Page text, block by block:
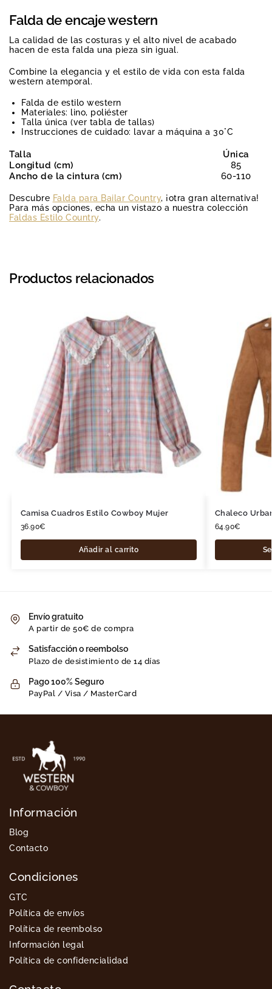
Falda de encaje western
La calidad de las costuras y el alto nivel de acabado
hacen de esta falda una pieza sin igual.
Combine la elegancia y el estilo de vida con esta falda
western atemporal.
Falda de estilo western
Materiales: lino, poliéster
Talla única (ver tabla de tallas)
Instrucciones de cuidado: lavar a máquina a 30°C
Talla
Única
Longitud (cm)
85
Ancho de la cintura (cm) 60-110
Descubre Falda para Bailar Country, ¡otra gran alternativa!
Para más opciones, echa un vistazo a nuestra colección
Faldas Estilo Country.
Productos relacionados
Camisa Cuadros Estilo Cowboy Mujer
36.90€
Añadir al carrito
Chaleco
64.90€
Envío gratuito
A partir de 50€ de compra
Satisfacción o reembolso
Plazo de desistimiento de 14 días
Pago 100% Seguro
PayPal / Visa / MasterCard
Información
Blog
Contacto
Condiciones
GTC
Política de envíos
Política de reembolso
Información legal
Política de confidencialidad